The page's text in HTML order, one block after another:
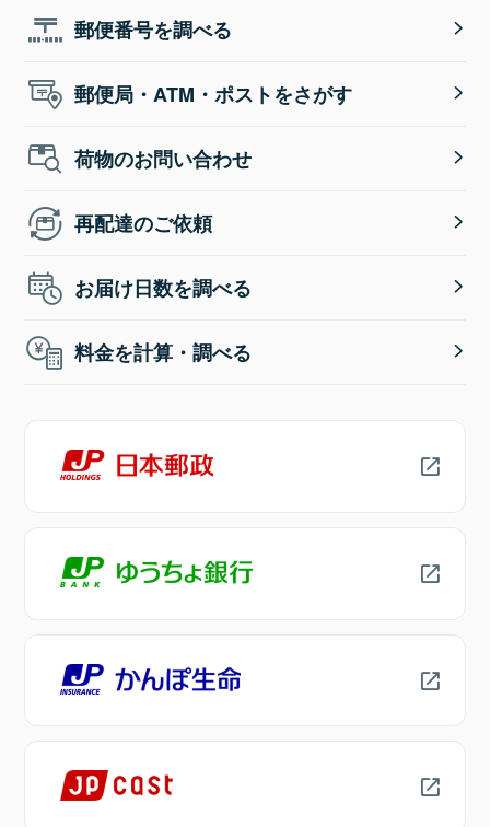
郵便番号を調べる
郵便局・ATM・ポストをさがす
荷物のお問い合わせ
再配達のご依頼
お届け日数を調べる
料金を計算・調べる